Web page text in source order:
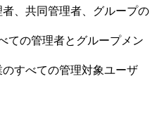
、共同管理者、グループの
ての管理者とグループメン
のすべての管理対象ユーザ